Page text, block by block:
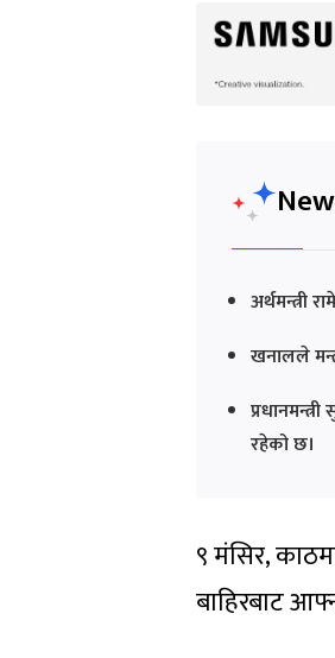
अर्थमन्त्री
खनालले
रहेको छ।
९ मंसिर,
बाहिरबाट